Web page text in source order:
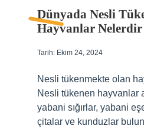
Dünyada Nesli
Hayvanlar Nelerdir
Tarih: Ekim 24, 2024
Nesli tükenmekte olan
Nesli tükenen hayvanlar
yabani sığırlar, yabani
çitalar ve kunduzlar